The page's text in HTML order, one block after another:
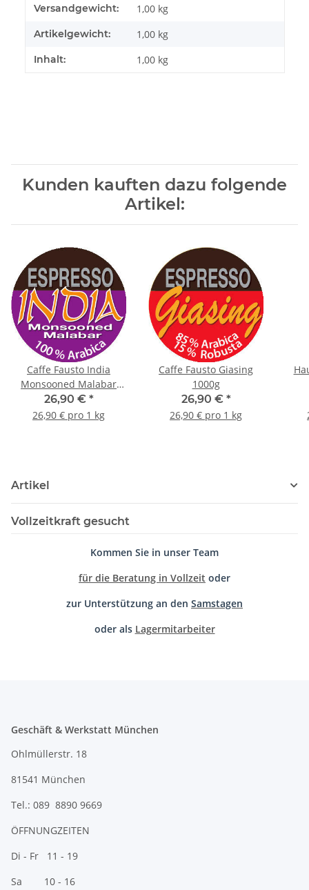
Produkteigenschaft
Wert
Versandgewicht: 1,00 kg
Artikelgewicht: 1,00 kg
Inhalt: 1,00 kg
Kunden kauften dazu folgende
Artikel:
Caffe Fausto India
Monsooned Malabar
1000g
26,90 € *
26,90 € pro 1 kg
Caffe Fausto Giasing
1000g
26,90 € *
26,90 € pro 1 kg
Artikel
Vollzeitkraft gesucht
Kommen Sie in unser Team
für die Beratung in Vollzeit oder
zur Unterstützung an den Samstagen
oder als Lagermitarbeiter
Geschäft & Werkstatt München
Ohlmüllerstr. 18
81541 München
Tel.: 089 8890 9669
ÖFFNUNGZEITEN
Di - Fr 11 - 19
Sa 10 - 16